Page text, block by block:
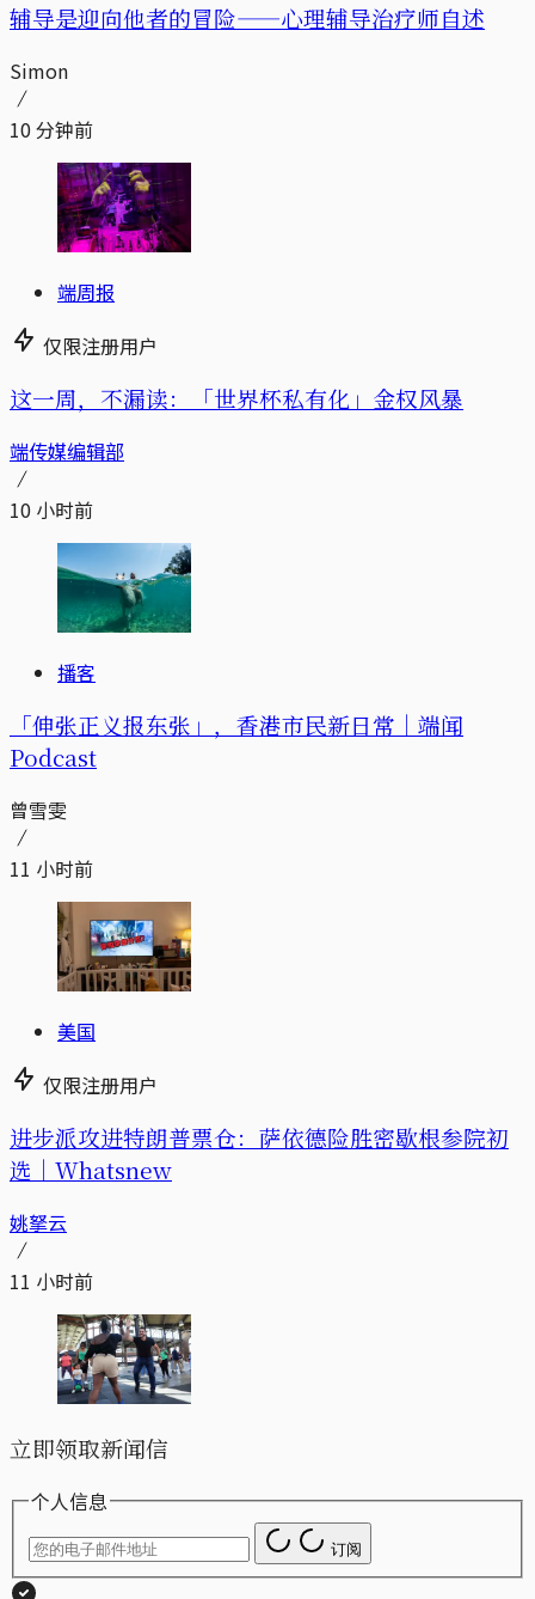
辅导是迎向他者的冒险——心理辅导治疗师自述
Simon
10 分钟前
端周报
仅限注册用户
这一周，不漏读：「世界杯私有化」金权风暴
端传媒编辑部
10 小时前
播客
「伸张正义报东张」，香港市民新日常｜端闻
Podcast
曾雪雯
11 小时前
美国
仅限注册用户
进步派攻进特朗普票仓：萨依德险胜密歇根参院初
选｜Whatsnew
姚拏云
11 小时前
立即领取新闻信
个人信息
订阅